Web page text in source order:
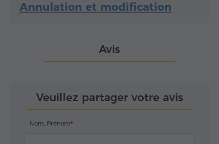
Annulation et modification
Avis
Veuillez partager votre avis
Nom, Prénom